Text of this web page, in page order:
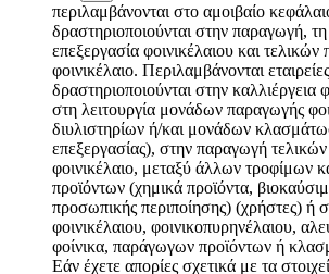
περιλαμβάνονται στο αμοιβαίο
δραστηριοποιούνται στην παραγωγή,
επεξεργασία φοινικέλαιου και
φοινικέλαιο. Περιλαμβάνονται
δραστηριοποιούνται στην καλλιέργεια
στη λειτουργία μονάδων παραγωγής
διυλιστηρίων ή/και μονάδων
επεξεργασίας), στην παραγωγή
φοινικέλαιο, μεταξύ άλλων τροφίμων
προϊόντων (χημικά προϊόντα,
προσωπικής περιποίησης) (χρήστες) ή
φοινικέλαιου, φοινικοπυρηνέλαιου,
φοίνικα, παράγωγων προϊόντων ή
Εάν έχετε απορίες σχετικά με τα